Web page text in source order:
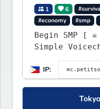
1 6
#economy
#smp
Begin SMP [ ☠ Dungeons 🪣
Simple
IP: